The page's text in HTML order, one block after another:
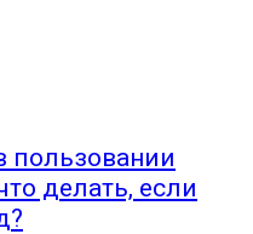
пользовании
делать, если